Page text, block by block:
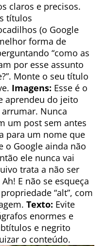
claros e precisos.
títulos
(o Google
forma de
“como as
por esse assunto
Monte o seu título
Imagens: Esse é o
aprendeu do jeito
Nunca
um post sem antes
para um nome que
o Google ainda não
ele nunca vai
trata a não ser
E não se esqueça
“alt”, com
Texto: Evite
enormes e
e negrito
o conteúdo.